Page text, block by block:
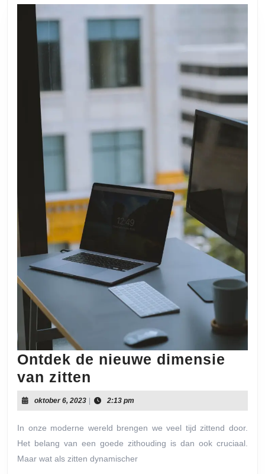
Ontdek de nieuwe dimensie
van zitten
de
nieuwe
dimensie
van
zitten
oktober 6, 2023oktober
6,
| 2:13 pm
In onze moderne wereld brengen we veel tijd zittend door.
Het belang van een goede zithouding is dan ook cruciaal.
Maar wat als zitten dynamischer